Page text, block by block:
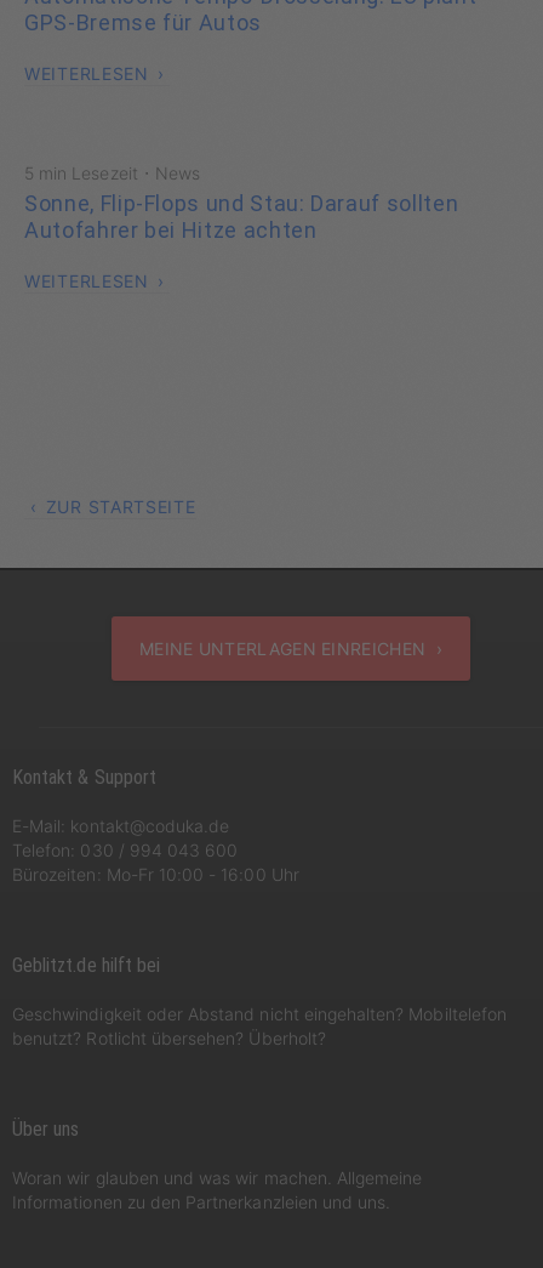
GPS-Bremse für Autos
WEITERLESEN
5 min Lesezeit · News
Sonne, Flip-Flops und Stau: Darauf sollten
Autofahrer bei Hitze achten
WEITERLESEN
ZUR STARTSEITE
MEINE UNTERLAGEN EINREICHEN ›
Kontakt & Support
E-Mail: kontakt@coduka.de
Telefon: 030 / 994 043 600
Bürozeiten: Mo-Fr 10:00 - 16:00 Uhr
Geblitzt.de hilft bei
Geschwindigkeit oder Abstand nicht eingehalten? Mobiltelefon
benutzt? Rotlicht übersehen? Überholt?
Über uns
Woran wir glauben und was wir machen. Allgemeine
Informationen zu den Partnerkanzleien und uns.